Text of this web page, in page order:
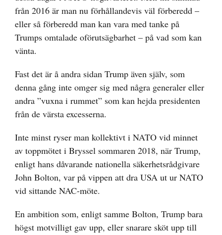
från 2016 är man nu förhållandevis väl förberedd –
eller så förberedd man kan vara med tanke på
Trumps omtalade oförutsägbarhet – på vad som kan
vänta.
Fast det är å andra sidan Trump även själv, som
denna gång inte omger sig med några generaler eller
andra ”vuxna i rummet” som kan hejda presidenten
från de värsta excesserna.
Inte minst ryser man kollektivt i NATO vid minnet
av toppmötet i Bryssel sommaren 2018, när Trump,
enligt hans dåvarande nationella säkerhetsrådgivare
John Bolton, var på vippen att dra USA ut ur NATO
vid sittande NAC-möte.
En ambition som, enligt samme Bolton, Trump bara
högst motvilligt gav upp, eller snarare sköt upp till